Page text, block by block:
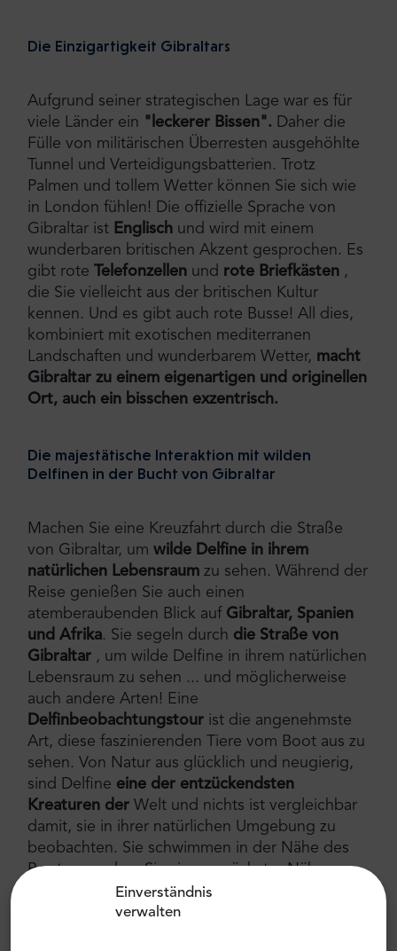
Einverständnis
verwalten
Die Einzigartigkeit Gibraltars
Aufgrund seiner strategischen Lage war es für
viele Länder ein "leckerer Bissen". Daher die
Fülle von militärischen Überresten ausgehöhlte
Tunnel und Verteidigungsbatterien. Trotz
Palmen und tollem Wetter können Sie sich wie
in London fühlen! Die offizielle Sprache von
Gibraltar ist Englisch und wird mit einem
wunderbaren britischen Akzent gesprochen. Es
gibt rote
Telefonzellen und rote Briefkästen ,
die Sie vielleicht aus der britischen Kultur
kennen. Und es gibt auch rote Busse! All dies,
kombiniert mit exotischen mediterranen
Landschaften und wunderbarem Wetter, macht
Gibraltar zu einem eigenartigen und originellen
Ort, auch ein bisschen exzentrisch.
Die majestätische Interaktion mit wilden
Delfinen in der Bucht von Gibraltar
Machen Sie eine Kreuzfahrt durch die Straße
von Gibraltar, um wilde Delfine in ihrem
natürlichen Lebensraum zu sehen. Während der
Reise genießen Sie auch einen
atemberaubenden Blick auf Gibraltar, Spanien
und Afrika. Sie segeln durch die Straße von
Gibraltar , um wilde Delfine in ihrem natürlichen
Lebensraum zu sehen ... und möglicherweise
auch andere Arten! Eine
Delfinbeobachtungstour ist die angenehmste
Art, diese faszinierenden Tiere vom Boot aus zu
sehen. Von Natur aus glücklich und neugierig,
sind Delfine eine der entzückendsten
Kreaturen der Welt und nichts ist vergleichbar
damit, sie in ihrer natürlichen Umgebung zu
beobachten. Sie schwimmen in der Nähe des
Bootes, so dass Sie sie aus nächster Nähe
bewundern können, was die Tour zum besten
Delfinabenteuer Ihres Lebens macht!